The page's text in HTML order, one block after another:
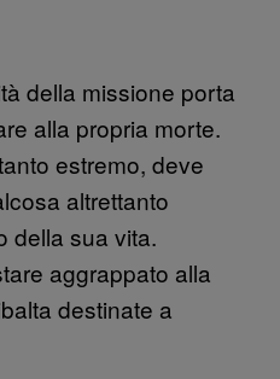
della missione porta
alla propria morte.
estremo, deve
altrettanto
della sua vita.
aggrappato alla
destinate a